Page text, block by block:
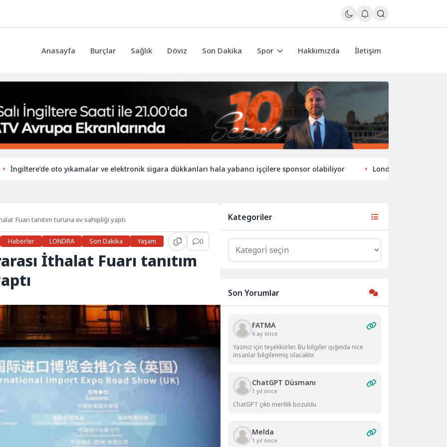
Anasayfa Burçlar Sağlık Döviz Son Dakika Spor Hakkımızda İletişim
oto yıkamalar ve elektronik sigara dükkanları hala yabancı işçilere sponsor olabiliyor Londra’nın eğlence
Fuarı tanıtım turuna ev sahipliği yaptı
Haberler LONDRA Son Dakika Yaşam 0
İthalat Fuarı tanıtım
Kategoriler
Kategoriler
Son Yorumlar
FATMA
6 ay önce
Yazınız için teşekkürler. Bu bilgiler ışığında nice
insanlar bilgilenmiş olacaktır.
ChatGPT Düsmanı
1 yıl önce
ChatGPT çıktı mertlik bozuldu
Melda
1 yıl önce